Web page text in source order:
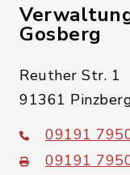
Gosberg
Reuther Str. 1
91361
09191
09191